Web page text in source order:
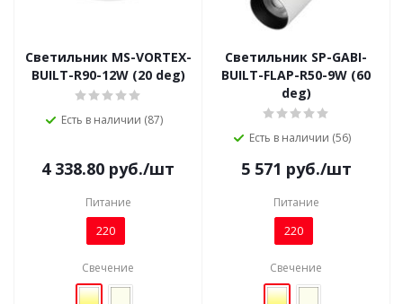
Светильник MS-VORTEX-
BUILT-R90-12W (20 deg)
Есть в наличии (87)
4 338.80 руб./шт
Питание
220
Свечение
Светильник SP-GABI-
BUILT-FLAP-R50-9W (60
deg)
Есть в наличии (56)
5 571 руб./шт
Питание
220
Свечение